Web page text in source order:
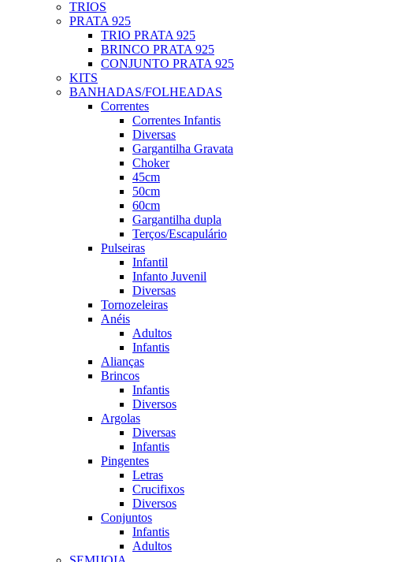
TRIOS
PRATA 925
TRIO PRATA 925
BRINCO PRATA 925
CONJUNTO PRATA 925
KITS
BANHADAS/FOLHEADAS
Correntes
Correntes Infantis
Diversas
Gargantilha Gravata
Choker
45cm
50cm
60cm
Gargantilha dupla
Terços/Escapulário
Pulseiras
Infantil
Infanto Juvenil
Diversas
Tornozeleiras
Anéis
Adultos
Infantis
Alianças
Brincos
Infantis
Diversos
Argolas
Diversas
Infantis
Pingentes
Letras
Crucifixos
Diversos
Conjuntos
Infantis
Adultos